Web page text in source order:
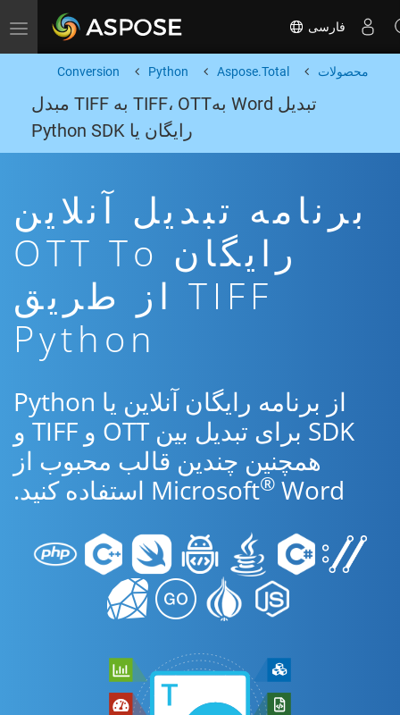
Toggle navigation فارسی
محصولات Aspose.Total
Python
Conversion
تبدیل Word بهTIFF، OTT به TIFF مبدل
رایگان یا Python SDK
برنامه تبدیل آنلاین
رایگان OTT To
TIFF از طریق
Python
از برنامه رایگان آنلاین یا Python
SDK برای تبدیل بین OTT و TIFF و
همچنین چندین قالب محبوب از
Microsoft® Word استفاده کنید.